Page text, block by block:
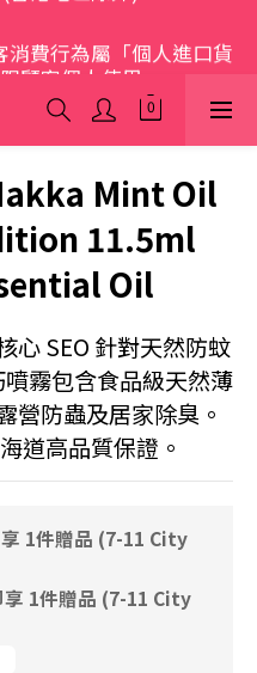
顧客個人使用
S.A.W
Mint Oil
11.5ml
Oil
心 SEO 針對天然防蚊
霧包含食品級天然薄
營防蟲及居家除臭。
道高品質保證。
1件贈品 (7-11 City
1件贈品 (7-11 City